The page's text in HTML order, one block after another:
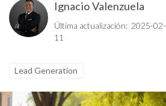
Ignacio Valenzuela
Última actualización: 2025-02-
11
Lead Generation